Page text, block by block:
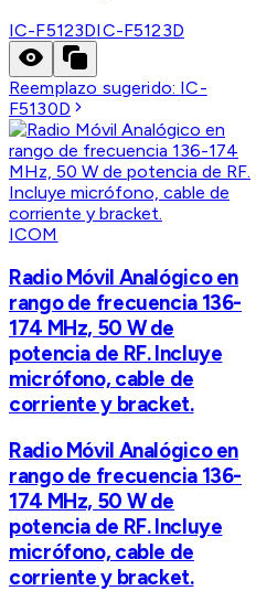
IC-F5123DIC-F5123D
Reemplazo sugerido: IC-
F5130D
ICOM
Radio Móvil Analógico en
rango de frecuencia 136-
174 MHz, 50 W de
potencia de RF. Incluye
micrófono, cable de
corriente y bracket.
Radio Móvil Analógico en
rango de frecuencia 136-
174 MHz, 50 W de
potencia de RF. Incluye
micrófono, cable de
corriente y bracket.